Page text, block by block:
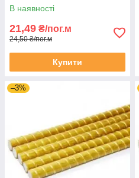
В наявності
21,49 ₴/пог.м
24,50 ₴/пог.м
Купити
–3%